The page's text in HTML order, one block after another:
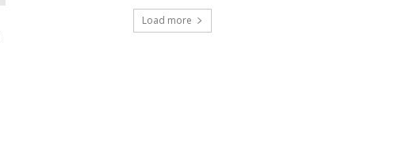
Load more